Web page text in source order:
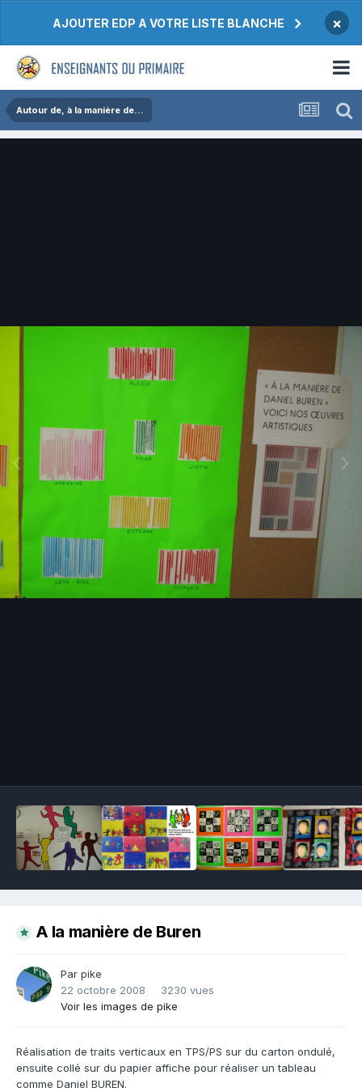
AJOUTER EDP A VOTRE LISTE BLANCHE ×
Autour de, à la manière de...
A la manière de Buren
Par pike
22 octobre 2008
3230 vues
Voir les images de pike
Réalisation de traits verticaux en TPS/PS sur du carton ondulé,
ensuite collé sur du papier affiche pour réaliser un tableau
comme Daniel BUREN.